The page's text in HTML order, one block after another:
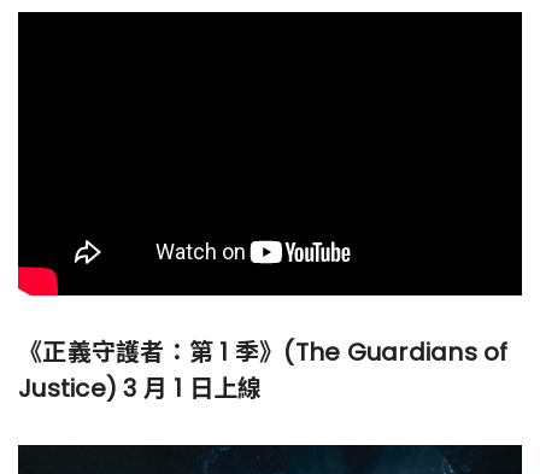
《正義守護者：第 1 季》(The Guardians of
Justice) 3 月 1 日上線